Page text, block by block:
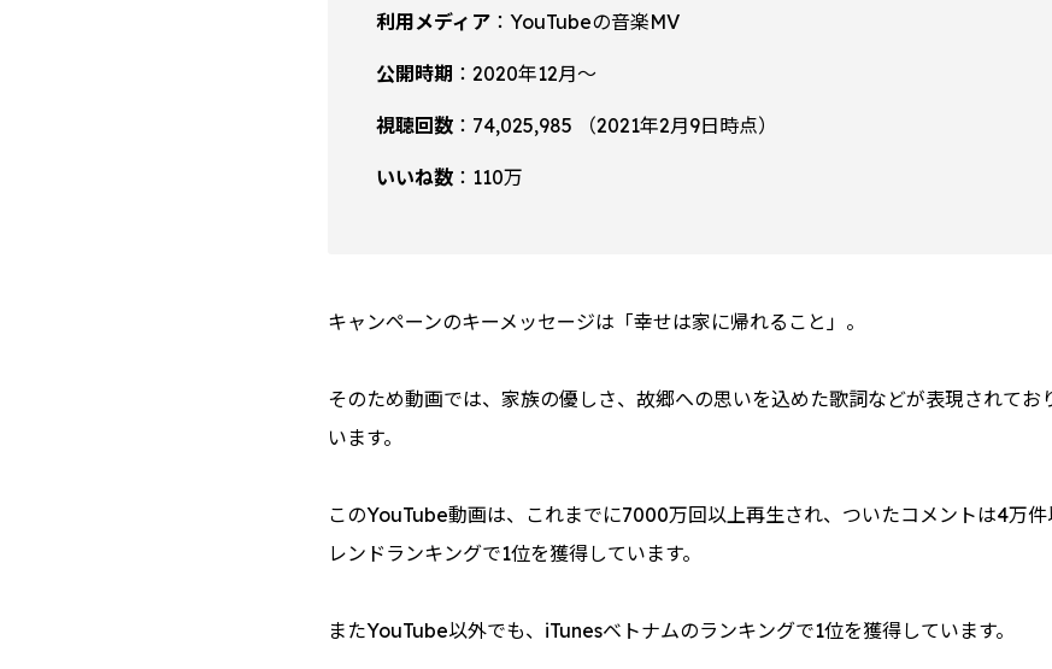
利用メディア ：YouTubeの音楽MV
公開時期 ：2020年12月〜
視聴回数 ：74,025,985 （2021年2月9日時点）
いいね数 ：110万
キャンペーンのキーメッセージは「幸せは家に帰れること」。
そのため動画では、家族の優しさ、故郷への思いを込めた歌詞などが表現されてお
います。
このYouTube動画は、これまでに7000万回以上再生され、ついたコメントは4万
レンドランキングで1位を獲得しています。
またYouTube以外でも、iTunesベトナムのランキングで1位を獲得しています。